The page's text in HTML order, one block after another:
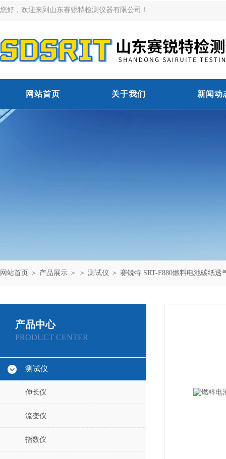
您好，欢迎来到山东赛锐特检测仪器有限公司！
网站首页 关于我们 新闻动
网站首页 ＞ 产品展示 ＞ ＞ 测试仪 ＞ 赛锐特 SRT-F880燃料电池碳纸
产品中心
PRODUCT CENTER
测试仪
伸长仪
流变仪
指数仪